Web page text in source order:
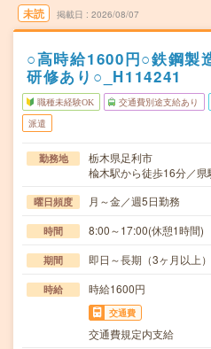
未読 掲載日 2026/08/07
○高時給1600円○鉄鋼製
研修あり○_H114241
職種未経験OK 交通費別途支給あり
派遣
勤務地
栃木県足利市
楡木駅から徒歩16分／
曜日頻度 月～金／週5日勤務
時間 8:00～17:00(休憩1時間)
期間 即日～長期（3ヶ月以上
時給 時給1600円
交通費
交通費規定内支給